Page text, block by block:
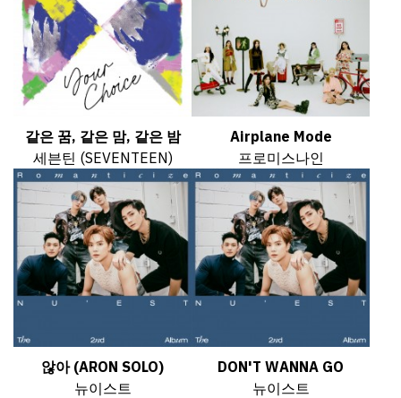
같은 꿈, 같은 맘, 같은 밤
세븐틴 (SEVENTEEN)
Airplane Mode
프로미스나인
않아 (ARON SOLO)
뉴이스트
DON'T WANNA GO
뉴이스트